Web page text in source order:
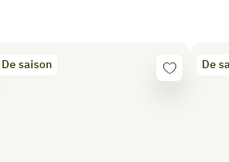
De saison De